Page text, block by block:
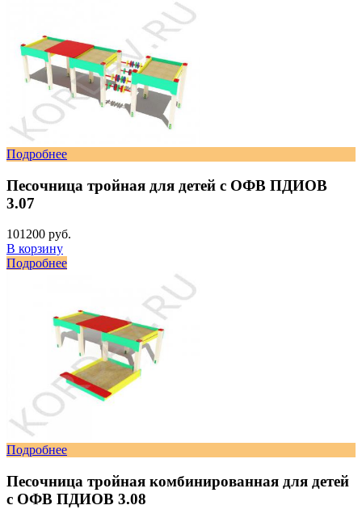
Подробнее
Песочница тройная для детей с ОФВ ПДИОВ
3.07
101200 руб.
В корзину
Подробнее
Подробнее
Песочница тройная комбинированная для детей
с ОФВ ПДИОВ 3.08